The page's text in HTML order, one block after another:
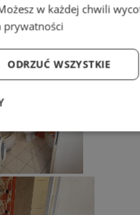
-
gojących się ran |
w każdej chwili
prywatności
ODRZUĆ WSZYSTKIE
Targetowanie